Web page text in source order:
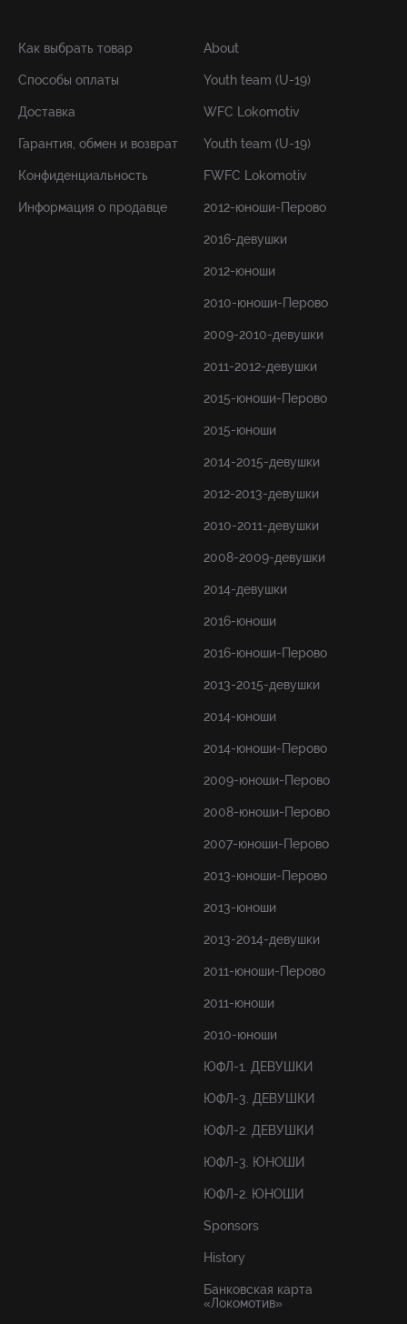
Как выбрать товар
Способы оплаты
Доставка
Гарантия, обмен и возврат
Конфиденциальность
Информация о продавце
About
Youth team (U-19)
WFC Lokomotiv
Youth team (U-19)
FWFC Lokomotiv
2012-юноши-Перово
2016-девушки
2012-юноши
2010-юноши-Перово
2009-2010-девушки
2011-2012-девушки
2015-юноши-Перово
2015-юноши
2014-2015-девушки
2012-2013-девушки
2010-2011-девушки
2008-2009-девушки
2014-девушки
2016-юноши
2016-юноши-Перово
2013-2015-девушки
2014-юноши
2014-юноши-Перово
2009-юноши-Перово
2008-юноши-Перово
2007-юноши-Перово
2013-юноши-Перово
2013-юноши
2013-2014-девушки
2011-юноши-Перово
2011-юноши
2010-юноши
ЮФЛ-1. ДЕВУШКИ
ЮФЛ-3. ДЕВУШКИ
ЮФЛ-2. ДЕВУШКИ
ЮФЛ-3. ЮНОШИ
ЮФЛ-2. ЮНОШИ
Sponsors
History
Банковская карта
«Локомотив»